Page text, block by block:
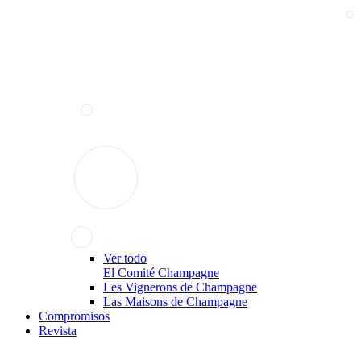
Ver todo
El Comité Champagne
Les Vignerons de Champagne
Las Maisons de Champagne
Compromisos
Revista